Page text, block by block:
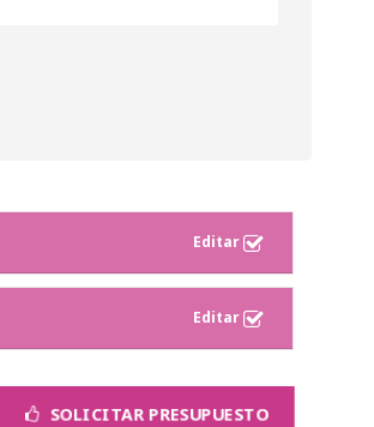
SOLICITAR PRESUPUESTO